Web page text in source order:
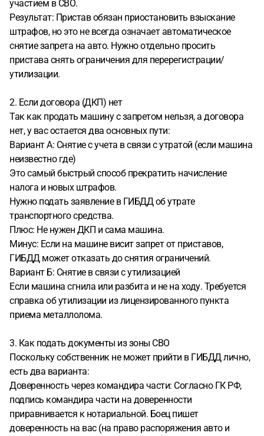
участием в СВО.
Результат: Пристав обязан приостановить взыскание
штрафов, но это не всегда означает автоматическое
снятие запрета на авто. Нужно отдельно просить
пристава снять ограничения для перерегистрации/
утилизации.
2. Если договора (ДКП) нет
Так как продать машину с запретом нельзя, а договора
нет, у вас остается два основных пути:
Вариант А: Снятие с учета в связи с утратой (если машина
неизвестно где)
Это самый быстрый способ прекратить начисление
налога и новых штрафов.
Нужно подать заявление в ГИБДД об утрате
транспортного средства.
Плюс: Не нужен ДКП и сама машина.
Минус: Если на машине висит запрет от приставов,
ГИБДД может отказать до снятия ограничений.
Вариант Б: Снятие в связи с утилизацией
Если машина сгнила или разбита и не на ходу. Требуется
справка об утилизации из лицензированного пункта
приема металлолома.
3. Как подать документы из зоны СВО
Поскольку собственник не может прийти в ГИБДД лично,
есть два варианта:
Доверенность через командира части: Согласно ГК РФ,
подпись командира части на доверенности
приравнивается к нотариальной. Боец пишет
доверенность на вас (на право распоряжения авто и